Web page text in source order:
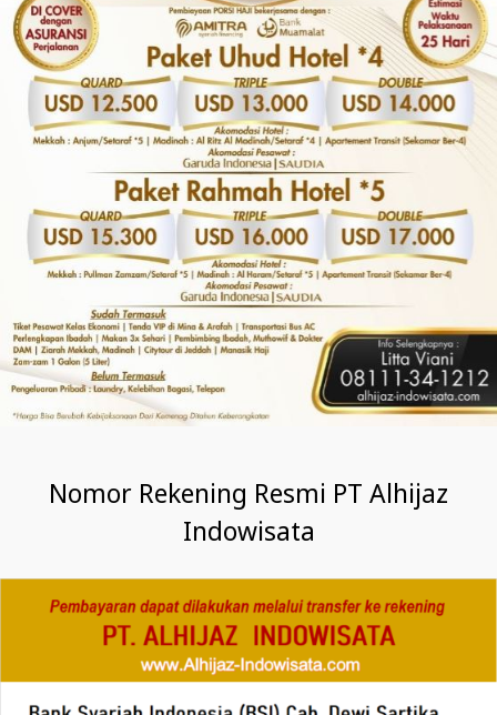
Nomor Rekening Resmi PT Alhijaz
Indowisata